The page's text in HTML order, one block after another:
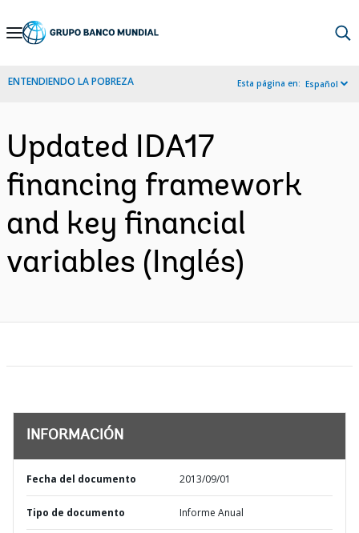
Skip
Navigation
ENTENDIENDO LA POBREZA Esta página en: Español
Updated IDA17
financing framework
and key financial
variables (Inglés)
INFORMACIÓN
Fecha del documento 2013/09/01
Tipo de documento Informe Anual